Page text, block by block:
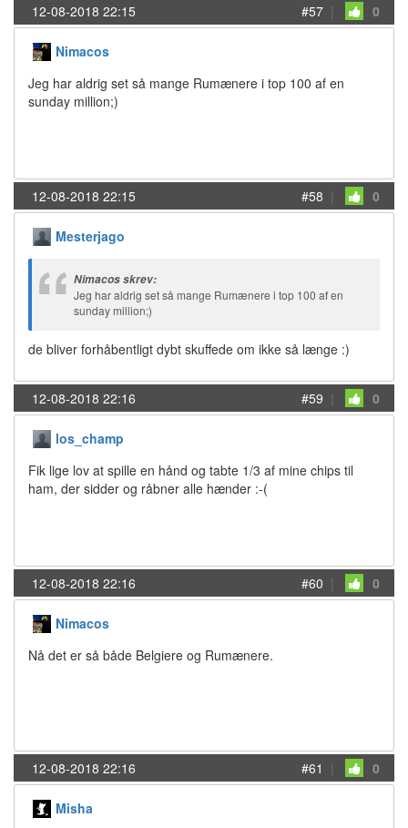
12-08-2018 22:15 #57 | 0
Nimacos
Jeg har aldrig set så mange Rumænere i top 100 af en
sunday million;)
12-08-2018 22:15 #58 | 0
Mesterjago
Nimacos skrev:
Jeg har aldrig set så mange Rumænere i top 100 af en
sunday million;)
de bliver forhåbentligt dybt skuffede om ikke så længe :)
12-08-2018 22:16 #59 | 0
los_champ
Fik lige lov at spille en hånd og tabte 1/3 af mine chips til
ham, der sidder og råbner alle hænder :-(
12-08-2018 22:16 #60 | 0
Nimacos
Nå det er så både Belgiere og Rumænere.
12-08-2018 22:16 #61 | 0
Misha